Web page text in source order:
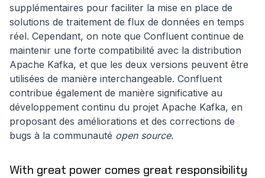
supplémentaires pour faciliter la mise en place de
solutions de traitement de flux de données en temps
réel. Cependant, on note que Confluent continue de
maintenir une forte compatibilité avec la distribution
Apache Kafka, et que les deux versions peuvent être
utilisées de manière interchangeable. Confluent
contribue également de manière significative au
développement continu du projet Apache Kafka, en
proposant des améliorations et des corrections de
bugs à la communauté open source.
With great power comes great responsibility